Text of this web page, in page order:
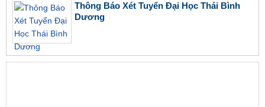
Thông Báo Xét Tuyển Đại Học Thái Bình
Dương